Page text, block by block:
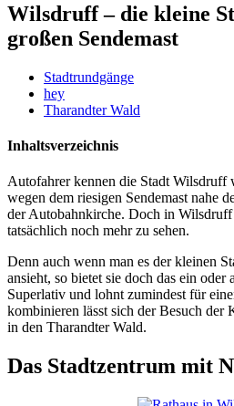
Wilsdruff – die kleine
großen Sendemast
Stadtrundgänge
hey
Tharandter Wald
Inhaltsverzeichnis
Autofahrer kennen die Stadt Wilsdruff
wegen dem riesigen Sendemast nahe
der Autobahnkirche. Doch in Wilsdruff
tatsächlich noch mehr zu sehen.
Denn auch wenn man es der kleinen
ansieht, so bietet sie doch das ein oder
Superlativ und lohnt zumindest für
kombinieren lässt sich der Besuch der
in den Tharandter Wald.
Das Stadtzentrum mit